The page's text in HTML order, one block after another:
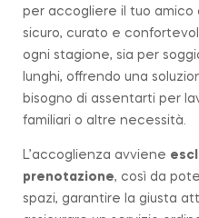
per accogliere il tuo amico
sicuro, curato e
ogni stagione, sia per
lunghi, offrendo una
bisogno di assentarti per
familiari o altre necessità.
L’accoglienza avviene
prenotazione, così da
spazi, garantire la giusta